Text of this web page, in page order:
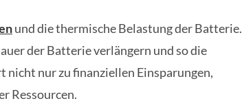
und die thermische Belastung der Batterie.
der Batterie verlängern und so die
nicht nur zu finanziellen Einsparungen,
Ressourcen.